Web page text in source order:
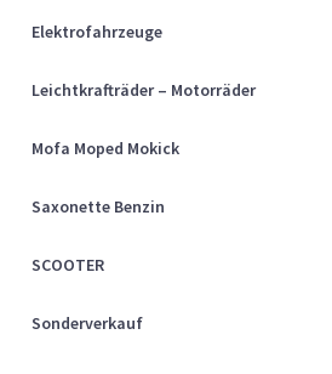
Elektrofahrzeuge
Leichtkrafträder – Motorräder
Mofa Moped Mokick
Saxonette Benzin
SCOOTER
Sonderverkauf